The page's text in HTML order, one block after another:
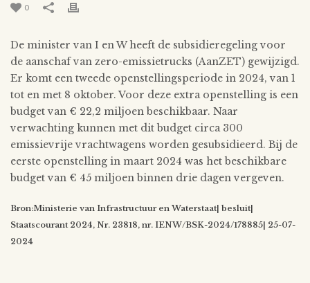
0
De minister van I en W heeft de subsidieregeling voor
de aanschaf van zero-emissietrucks (AanZET) gewijzigd.
Er komt een tweede openstellingsperiode in 2024, van 1
tot en met 8 oktober. Voor deze extra openstelling is een
budget van € 22,2 miljoen beschikbaar. Naar
verwachting kunnen met dit budget circa 300
emissievrije vrachtwagens worden gesubsidieerd. Bij de
eerste openstelling in maart 2024 was het beschikbare
budget van € 45 miljoen binnen drie dagen vergeven.
Bron:Ministerie van Infrastructuur en Waterstaat| besluit|
Staatscourant 2024, Nr. 23818, nr. IENW/BSK-2024/178885| 25-07-
2024